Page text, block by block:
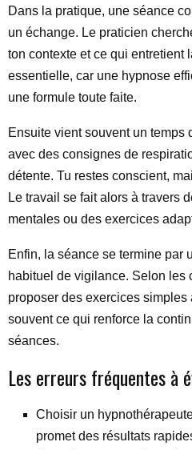
Dans la pratique, une séance
un échange. Le praticien
ton contexte et ce qui entretient
essentielle, car une hypnose
une formule toute faite.
Ensuite vient souvent un temps
avec des consignes de
détente. Tu restes conscient,
Le travail se fait alors à travers
mentales ou des exercices
Enfin, la séance se termine par
habituel de vigilance. Selon les
proposer des exercices simples
souvent ce qui renforce la
séances.
Les erreurs fréquentes à
Choisir un
promet des résultats